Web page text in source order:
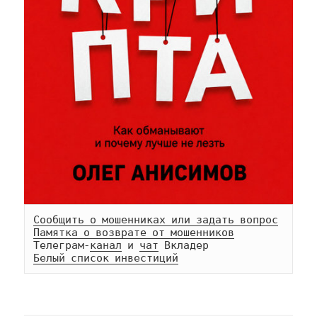
Сообщить о мошенниках или задать вопрос
Памятка о возврате от мошенников
Телеграм-канал и чат
Белый список инвестиций